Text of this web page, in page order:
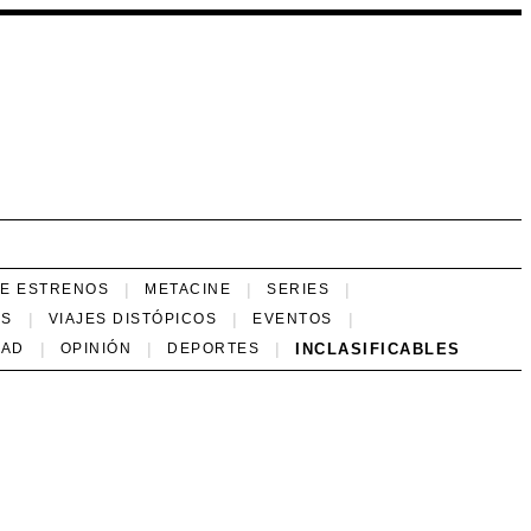
ESTRENOS METACINE
SERIES
VIAJES DISTÓPICOS
EVENTOS
OPINIÓN DEPORTES INCLASIFICABLES